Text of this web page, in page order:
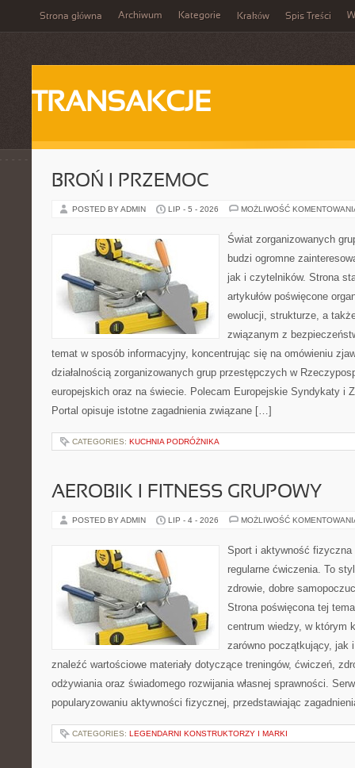
Strona główna Archiwum Kategorie Kraków Spis Treści
TRANSAKCJE
BROŃ I PRZEMOC
POSTED BY ADMIN LIP - 5 - 2026 MOŻLIWOŚĆ
Świat zorganizowanych
budzi ogromne
jak i czytelników. Strona
artykułów poświęcone
ewolucji, strukturze, a
związanym z
temat w sposób informacyjny, koncentrując się na omówieniu
działalnością zorganizowanych grup przestępczych w
europejskich oraz na świecie. Polecam Europejskie Syndykaty i
Portal opisuje istotne zagadnienia związane […]
CATEGORIES: KUCHNIA PODRÓŻNIKA
AEROBIK I FITNESS GRUPOWY
POSTED BY ADMIN LIP - 4 - 2026 MOŻLIWOŚĆ
Sport i aktywność
regularne ćwiczenia. To
zdrowie, dobre
Strona poświęcona tej
centrum wiedzy, w którym
zarówno początkujący, jak
znaleźć wartościowe materiały dotyczące treningów, ćwiczeń,
odżywiania oraz świadomego rozwijania własnej sprawności.
popularyzowaniu aktywności fizycznej, przedstawiając
CATEGORIES: LEGENDARNI KONSTRUKTORZY I MARKI